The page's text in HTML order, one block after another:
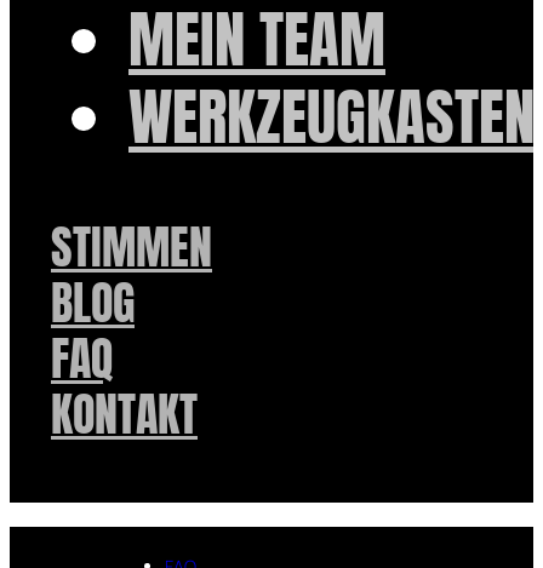
MEIN TEAM
WERKZEUGKASTEN
STIMMEN
BLOG
FAQ
KONTAKT